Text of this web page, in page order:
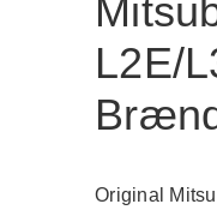
L2E/
Original